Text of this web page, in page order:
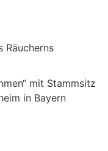
Räucherns
mit Stammsitz
in Bayern